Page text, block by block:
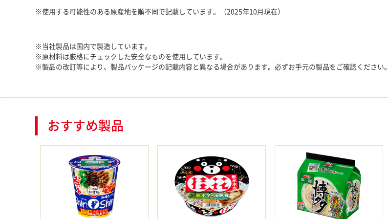
※使用する可能性のある原産地を順不同で記載しています。（2025年10月現在）
※当社製品は国内で製造しています。
※原材料は厳格にチェックした安全なものを使用しています。
※製品の改訂等により、製品パッケージの記載内容と異なる場合があります。必ずお手元の製品をご確認ください。
おすすめ製品